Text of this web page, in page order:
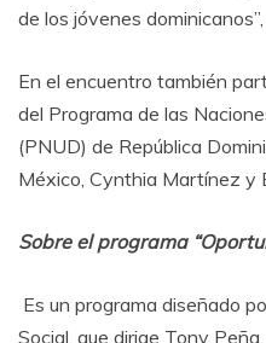
de los jóvenes
En el encuentro también
del Programa de las
(PNUD) de República
México, Cynthia Martínez y
Sobre el programa
Es un programa diseñado
Social, que dirige Tony